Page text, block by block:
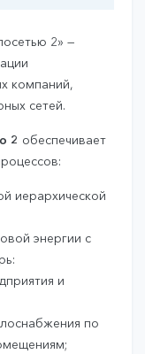
2» —
компаний,
сетей.
2 обеспечивает
иерархической
энергии с
и
по